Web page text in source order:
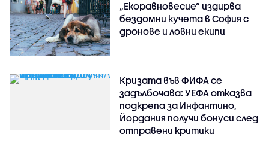
„Екоравновесие“ издирва
бездомни кучета в София с
дронове и ловни екипи
Кризата във ФИФА се
задълбочава: УЕФА отказва
подкрепа за Инфантино,
Йордания получи бонуси след
отправени критики